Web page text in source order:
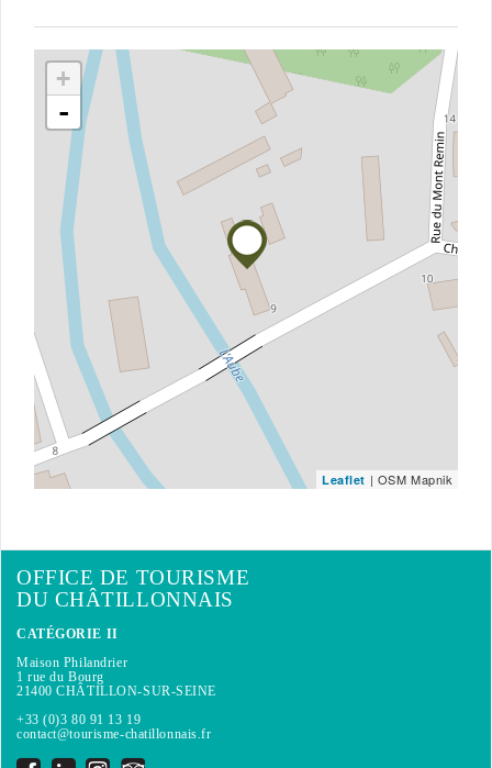
+
-
Leaflet | OSM Mapnik
OFFICE DE TOURISME
DU CHÂTILLONNAIS
CATÉGORIE II
Maison Philandrier
1 rue du Bourg
21400 CHÂTILLON-SUR-SEINE
+33 (0)3 80 91 13 19
contact@tourisme-chatillonnais.fr